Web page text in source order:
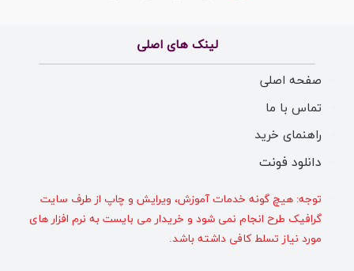
لینک های اصلی
صفحه اصلی
تماس با ما
راهنمای خرید
دانلود فونت
توجه: هیچ گونه خدمات آموزش، ویرایش و چاپ از طرف سایت
گرافیک طرح انجام نمی شود و خریدار می بایست به نرم افزار های
مورد نیاز تسلط کافی داشته باشد.